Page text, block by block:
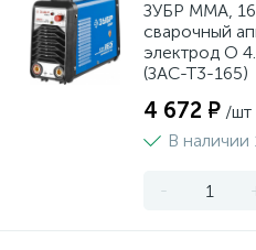
ЗУБР ММА,
сварочный
электрод O
(ЗАС-Т3-165)
4 672 ₽ /шт
В наличии
-